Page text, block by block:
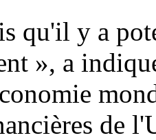
qu'il y a
», a
de